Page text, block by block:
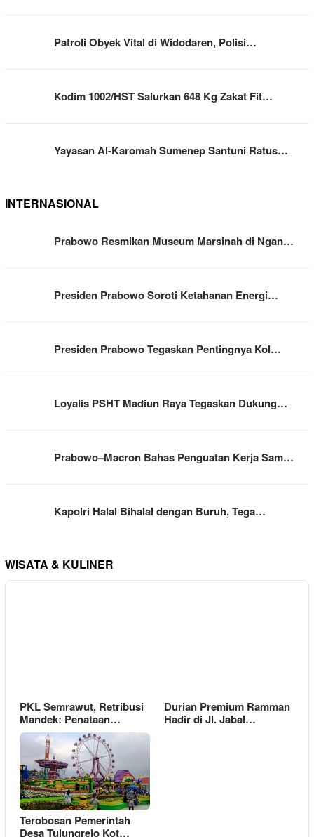
Patroli Obyek Vital di Widodaren, Polisi…
Kodim 1002/HST Salurkan 648 Kg Zakat Fit…
Yayasan Al-Karomah Sumenep Santuni Ratus…
INTERNASIONAL
Prabowo Resmikan Museum Marsinah di Ngan…
Presiden Prabowo Soroti Ketahanan Energi…
Presiden Prabowo Tegaskan Pentingnya Kol…
Loyalis PSHT Madiun Raya Tegaskan Dukung…
Prabowo–Macron Bahas Penguatan Kerja Sam…
Kapolri Halal Bihalal dengan Buruh, Tega…
WISATA & KULINER
PKL Semrawut, Retribusi
Mandek: Penataan…
Durian Premium Ramman
Hadir di Jl. Jabal…
Terobosan Pemerintah
Desa Tulungrejo Kot…